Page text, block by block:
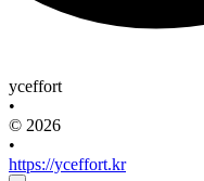
yceffort
•
© 2026
•
https://yceffort.kr